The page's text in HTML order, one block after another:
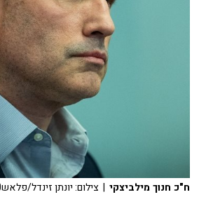
ח"כ חנוך מילביצקי | צילום: יונתן זינדל/פלאש90